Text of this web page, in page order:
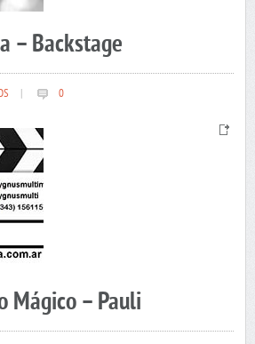
– Backstage
0
Mágico – Pauli